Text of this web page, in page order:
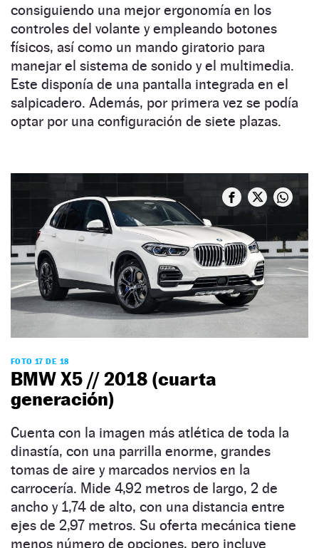
consiguiendo una mejor ergonomía en los
controles del volante y empleando botones
físicos, así como un mando giratorio para
manejar el sistema de sonido y el multimedia.
Este disponía de una pantalla integrada en el
salpicadero. Además, por primera vez se podía
optar por una configuración de siete plazas.
FOTO 17 DE 18
BMW X5 // 2018 (cuarta
generación)
Cuenta con la imagen más atlética de toda la
dinastía, con una parrilla enorme, grandes
tomas de aire y marcados nervios en la
carrocería. Mide 4,92 metros de largo, 2 de
ancho y 1,74 de alto, con una distancia entre
ejes de 2,97 metros. Su oferta mecánica tiene
menos número de opciones, pero incluye